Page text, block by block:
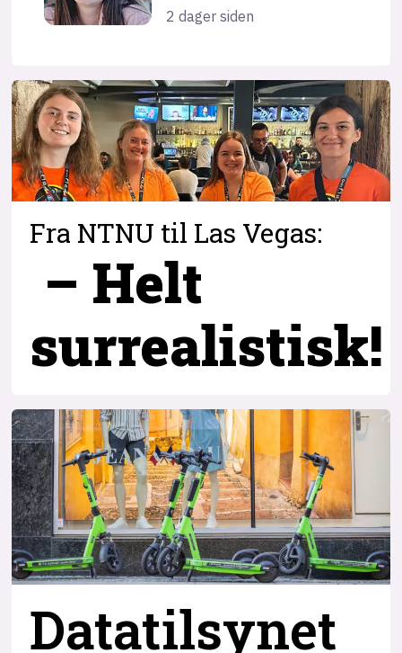
2 dager siden
Fra NTNU til Las Vegas:
– Helt
surrealistisk!
Datatilsynet